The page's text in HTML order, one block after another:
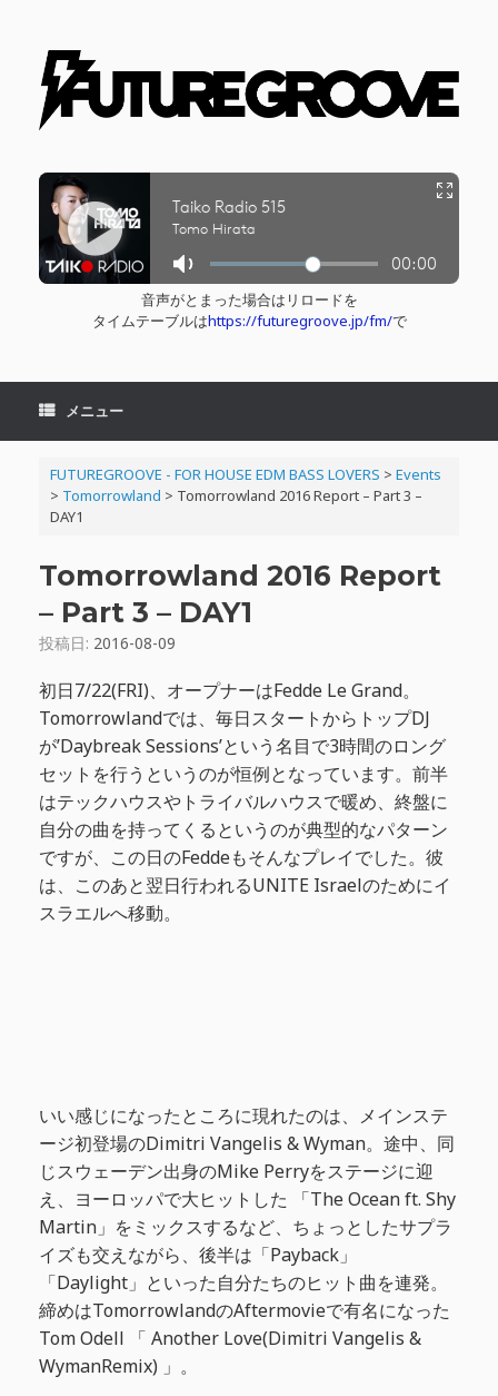
音声がとまった場合はリロードを
タイムテーブルはhttps://futuregroove.jp/fm/で
メニュー
FUTUREGROOVE - FOR HOUSE EDM BASS LOVERS > Events
> Tomorrowland > Tomorrowland 2016 Report – Part 3 –
DAY1
Tomorrowland 2016 Report
– Part 3 – DAY1
投稿日: 2016-08-09
初日7/22(FRI)、オープナーはFedde Le Grand。
Tomorrowlandでは、毎日スタートからトップDJ
が’Daybreak Sessions’という名目で3時間のロング
セットを行うというのが恒例となっています。前半
はテックハウスやトライバルハウスで暖め、終盤に
自分の曲を持ってくるというのが典型的なパターン
ですが、この日のFeddeもそんなプレイでした。彼
は、このあと翌日行われるUNITE Israelのためにイ
スラエルへ移動。
いい感じになったところに現れたのは、メインステ
ージ初登場のDimitri Vangelis & Wyman。途中、同
じスウェーデン出身のMike Perryをステージに迎
え、ヨーロッパで大ヒットした 「The Ocean ft. Shy
Martin」をミックスするなど、ちょっとしたサプラ
イズも交えながら、後半は「Payback」
「Daylight」といった自分たちのヒット曲を連発。
締めはTomorrowlandのAftermovieで有名になった
Tom Odell 「 Another Love(Dimitri Vangelis &
WymanRemix) 」。